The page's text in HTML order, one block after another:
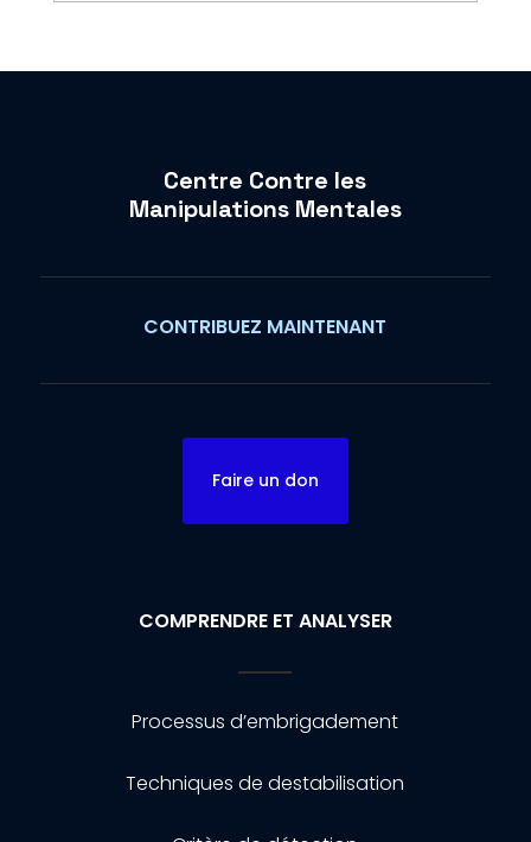
Centre Contre les
Manipulations Mentales
CONTRIBUEZ MAINTENANT
Faire un don
COMPRENDRE ET ANALYSER
Processus d’embrigadement
Techniques de destabilisation